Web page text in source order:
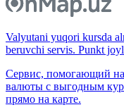
Valyutani yuqori kursda
beruvchi servis. Punkt
Сервис, помогающий
валюты с выгодным
прямо на карте.